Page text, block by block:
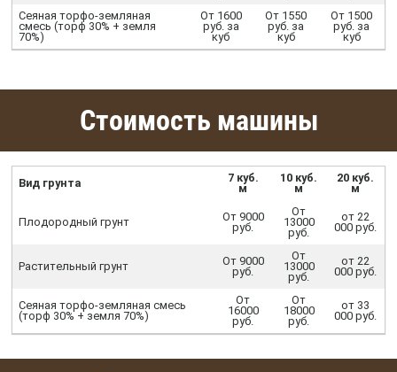
Сеяная торфо-земляная
смесь (торф 30% + земля
70%)
От 1600
руб. за
куб
От 1550
руб. за
куб
От 1500
руб. за
куб
Стоимость машины
Вид грунта
7 куб.
м
10 куб.
м
20 куб.
м
Плодородный грунт
От 9000
руб.
От
13000
руб.
от 22
000 руб.
Растительный грунт
От 9000
руб.
От
13000
руб.
от 22
000 руб.
Сеяная торфо-земляная смесь
(торф 30% + земля 70%)
От
16000
руб.
От
18000
руб.
от 33
000 руб.